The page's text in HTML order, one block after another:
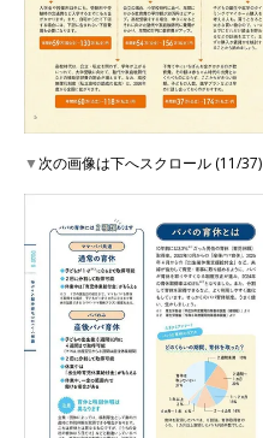
▼次の画像は下へスクロール (11/37)